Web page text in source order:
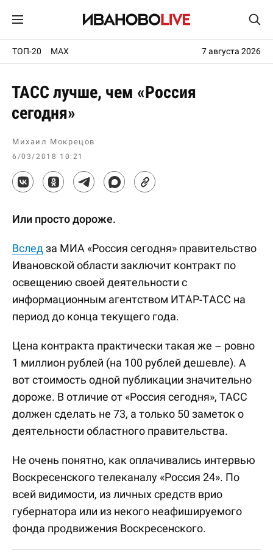
ТОП-20 MAX 7 августа 2026
ТАСС лучше, чем «Россия
сегодня»
Михаил Мокрецов
6/03/2018 10:21
Или просто дороже.
Вследза МИА «Россия сегодня» правительство
Ивановской области заключит контракт по
освещению своей деятельности с
информационным агентством ИТАР-ТАСС на
период до конца текущего года.
Цена контракта практически такая же – ровно
1 миллион рублей (на 100 рублей дешевле). А
вот стоимость одной публикации значительно
дороже. В отличие от «Россия сегодня», ТАСС
должен сделать не 73, а только 50 заметок о
деятельности областного правительства.
Не очень понятно, как оплачивались интервью
Воскресенского телеканалу «Россия 24». По
всей видимости, из личных средств врио
губернатора или из некого неафишируемого
фонда продвижения Воскресенского.